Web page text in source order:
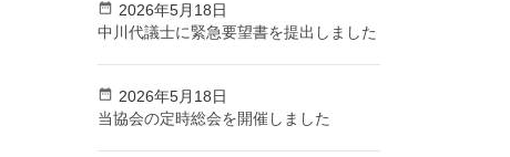
2026年5月18日
中川代議士に緊急要望書を提出しました
2026年5月18日
当協会の定時総会を開催しました